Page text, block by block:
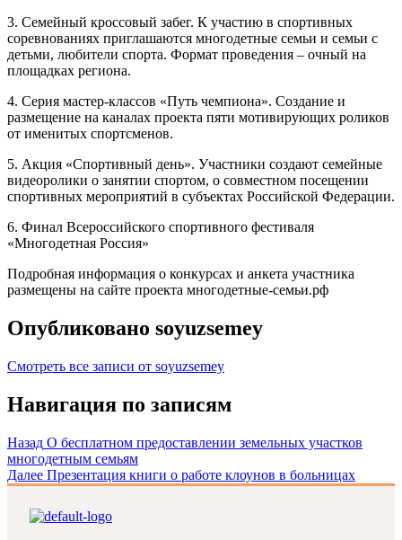
3. Семейный кроссовый забег. К участию в спортивных
соревнованиях приглашаются многодетные семьи и семьи с
детьми, любители спорта. Формат проведения – очный на
площадках региона.
4. Серия мастер-классов «Путь чемпиона». Создание и
размещение на каналах проекта пяти мотивирующих роликов
от именитых спортсменов.
5. Акция «Спортивный день». Участники создают семейные
видеоролики о занятии спортом, о совместном посещении
спортивных мероприятий в субъектах Российской Федерации.
6. Финал Всероссийского спортивного фестиваля
«Многодетная Россия»
Подробная информация о конкурсах и анкета участника
размещены на сайте проекта многодетные-семьи.рф
Опубликовано soyuzsemey
Смотреть все записи от soyuzsemey
Навигация по записям
Назад О бесплатном предоставлении земельных участков
многодетным семьям
Далее Презентация книги о работе клоунов в больницах